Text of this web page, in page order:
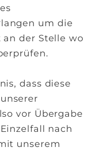
um die
der Stelle wo
dass diese
vor Übergabe
nach
unserem